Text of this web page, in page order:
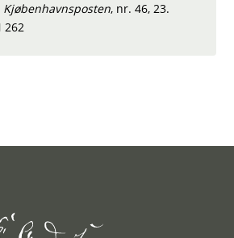
Kjøbenhavnsposten, nr. 46, 23.
262